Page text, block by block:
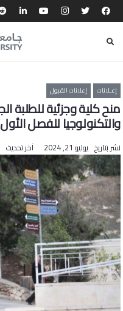
إعـلانات إعلانات القبول
منح كلية وجزئية للطلبة
والتكنولوجيا للفصل الأول 2024/
نشر بتاريخ يوليو 21, 2024 آخر تحديث